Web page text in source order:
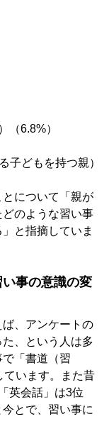
（6.8%）
子どもを持つ親）
について「親が
のような習い事
と指摘していま
事の意識の変
、アンケートの
、という人は多
「書道（習
ています。また昔
英会話」は3位
とで、習い事に